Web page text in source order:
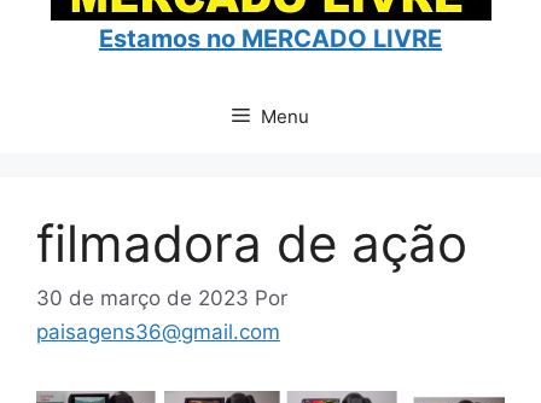
Estamos no MERCADO LIVRE
Menu
filmadora de ação
30 de março de 2023 Por
paisagens36@gmail.com